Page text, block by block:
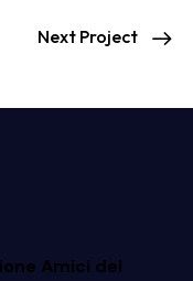
Next Project
Amici del